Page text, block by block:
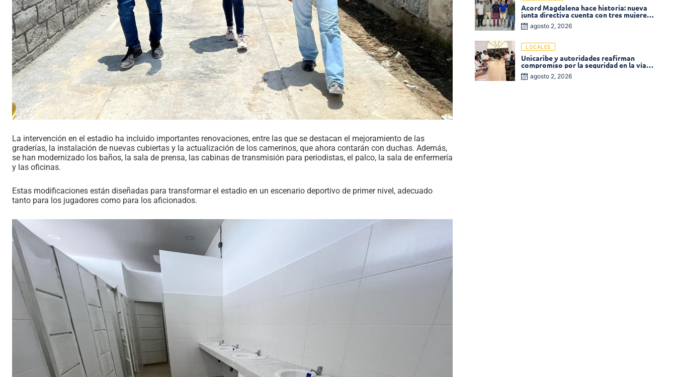
La intervención en el estadio ha incluido importantes renovaciones, entre las que se destacan el mejoramiento de las
graderías, la instalación de nuevas cubiertas y la actualización de los camerinos, que ahora contarán con duchas. Además,
se han modernizado los baños, la sala de prensa, las cabinas de transmisión para periodistas, el palco, la sala de enfermería
y las oficinas.
Estas modificaciones están diseñadas para transformar el estadio en un escenario deportivo de primer nivel, adecuado
tanto para los jugadores como para los aficionados.
Acord Magdalena hace historia: nueva
junta directiva cuenta con tres mujeres
y una en el Órgano de Control
agosto 2, 2026
LOCALES
Unicaribe y autoridades reafirman
compromiso por la seguridad en la vía al
Campus Costa Verde
agosto 2, 2026